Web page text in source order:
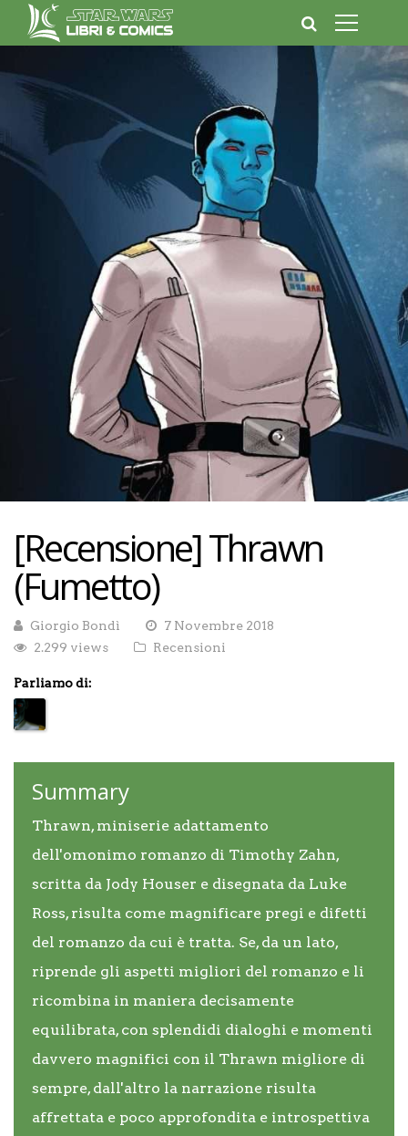
[Recensione] Thrawn
(Fumetto)
Giorgio Bondì
7 Novembre 2018
2.299 views
Recensioni
Parliamo di:
Summary
Thrawn, miniserie adattamento
dell'omonimo romanzo di Timothy Zahn,
scritta da Jody Houser e disegnata da Luke
Ross, risulta come magnificare pregi e difetti
del romanzo da cui è tratta. Se, da un lato,
riprende gli aspetti migliori del romanzo e li
ricombina in maniera decisamente
equilibrata, con splendidi dialoghi e momenti
davvero magnifici con il Thrawn migliore di
sempre, dall'altro la narrazione risulta
affrettata e poco approfondita e introspettiva